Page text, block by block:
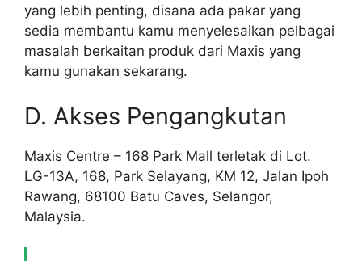
yang lebih penting, disana ada pakar yang
sedia membantu kamu menyelesaikan pelbagai
masalah berkaitan produk dari Maxis yang
kamu gunakan sekarang.
D. Akses Pengangkutan
Maxis Centre – 168 Park Mall terletak di Lot.
LG-13A, 168, Park Selayang, KM 12, Jalan Ipoh
Rawang, 68100 Batu Caves, Selangor,
Malaysia.